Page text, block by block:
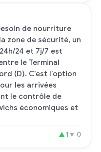
de nourriture
zone de sécurité, un
24 et 7j/7 est
le Terminal
(D). C'est l'option
les arrivées
le contrôle de
économiques et
▲ 1 ▼ 0